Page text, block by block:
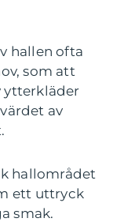
hallen ofta
som att
ytterkläder
av
hallområdet
ett uttryck
smak.